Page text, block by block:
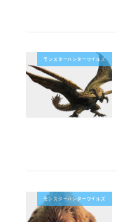
モンスターハンターワイルズ
モンスターハンターワイルズ